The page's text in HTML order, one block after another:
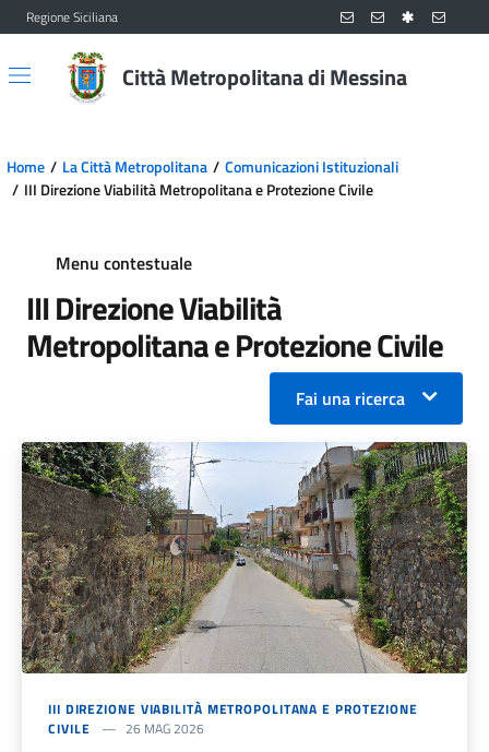
Vai al contenuto principale
Vai al menu principale
Regione Siciliana
Città Metropolitana di Messina
Home La Città Metropolitana
Comunicazioni Istituzionali
III Direzione Viabilità Metropolitana e Protezione Civile
Menu contestuale
III Direzione Viabilità
Metropolitana e Protezione Civile
Fai una ricerca
III DIREZIONE VIABILITÀ METROPOLITANA E PROTEZIONE
CIVILE
26 MAG 2026